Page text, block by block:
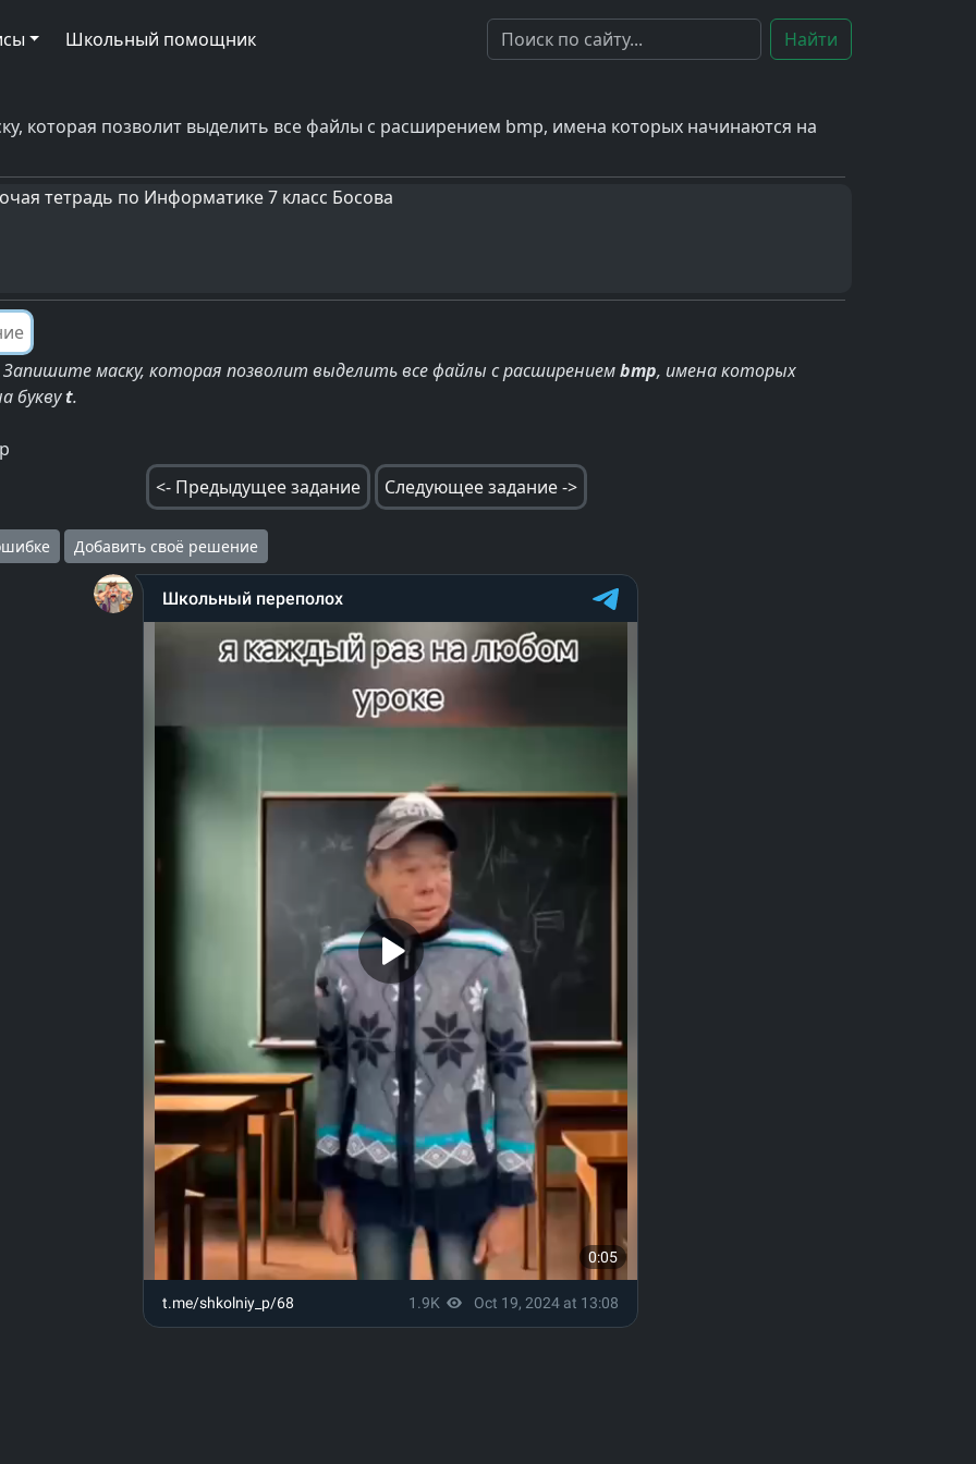
Школьный помощник Найти
которая позволит выделить все файлы с расширением bmp, имена которых начинаются на
тетрадь по Информатике 7 класс Босова
Запишите маску, которая позволит выделить все файлы с расширениемbmp, имена которых
буквуt.
<- Предыдущее задание
Следующее задание ->
Добавить своё решение